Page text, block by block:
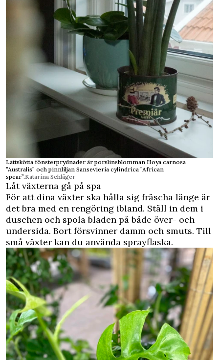
Lättskötta fönsterprydnader är porslinsblomman Hoya carnosa
”Australis” och pinnliljan Sansevieria cylindrica ”African
spear”.Katarina Schläger
Låt växterna gå på spa
För att dina växter ska hålla sig fräscha länge är
det bra med en rengöring ibland. Ställ in dem i
duschen och spola bladen på både över- och
undersida. Bort försvinner damm och smuts. Till
små växter kan du använda sprayflaska.